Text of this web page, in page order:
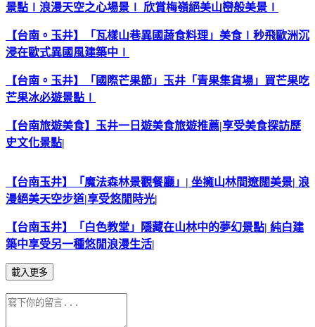
景點∣浪漫天空之心場景∣ 欣賞梅嶺絕美山巒般美景∣
【台南。玉井】「瓦樣山巷異國蔬食料理」美食∣ 秒飛歐洲沉
浸在歐式異國風建築中
【台南。玉井】「國際芒果節」玉井「青果集貨場」買芒果吃
芒果冰必遊景點
【台南旅遊美食】玉井一日遊美食旅遊推薦|享受美食探訪歷
史文化景點|
【台南玉井】「魔法森林景觀餐廳」 | 坐擁山林間遼闊美景| 浪
漫絕美天空步道|享受悠閒 時光|
【台南玉井】「白色教堂」隱藏在山林中的夢幻景點| 純白建
築中享受另一種悠閒浪漫生活|
載入更多